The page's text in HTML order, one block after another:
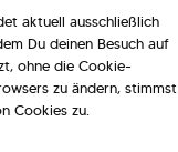
zurück zur Übersicht
aktuell ausschließlich
Du deinen Besuch auf
ohne die Cookie-
zu ändern, stimmst
Cookies zu.